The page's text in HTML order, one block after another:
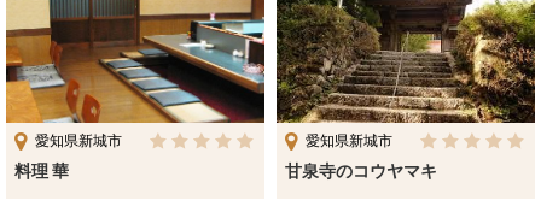
愛知県新城市
料理 華
愛知県新城市
甘泉寺のコウヤマキ